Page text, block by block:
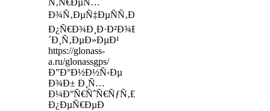
Ñ‚Ñ€ÐµÑ…
Ð¾Ñ‚ÐµÑ‡ÐµÑÑ‚Ð²ÐµÐ½Ð½Ñ‹Ñ…
Ð¿Ñ€Ð¾Ð¸Ð·Ð²Ð¾Ð
´Ð¸Ñ‚ÐµÐ»ÐµÐ¹
https://glonass-
a.ru/glonassgps/
Ð”Ð°Ð½Ð½Ñ‹Ðµ
Ð¾Ð± Ð¸Ñ…
Ð¼Ð°Ñ€ÑˆÑ€ÑƒÑ‚Ð°Ñ…
Ð¿ÐµÑ€ÐµÐ